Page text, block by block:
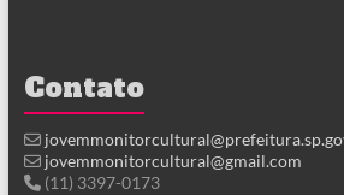
Contato
jovemmonitorcultural@gmail.com
(11) 3397-0173